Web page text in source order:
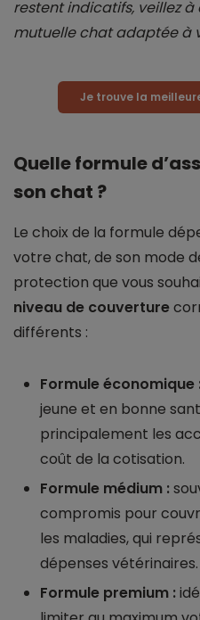
restent indicatifs, veillez
mutuelle chat adaptée à
Je trouve la
Quelle formule
son chat ?
Le choix de la formule
votre chat, de son mode
protection que vous
niveau de couverture
différents :
Formule économique
jeune et en bonne
principalement les
coût de la cotisation.
Formule médium :
compromis pour
les maladies, qui
dépenses vétérinaires.
Formule premium :